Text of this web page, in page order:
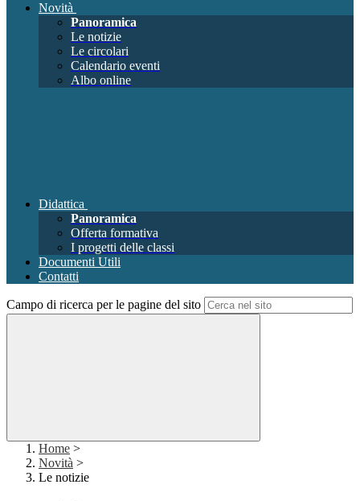
Novità
Panoramica
Le notizie
Le circolari
Calendario eventi
Albo online
Didattica
Panoramica
Offerta formativa
I progetti delle classi
Documenti Utili
Contatti
Campo di ricerca per le pagine del sito
Home >
Novità >
Le notizie